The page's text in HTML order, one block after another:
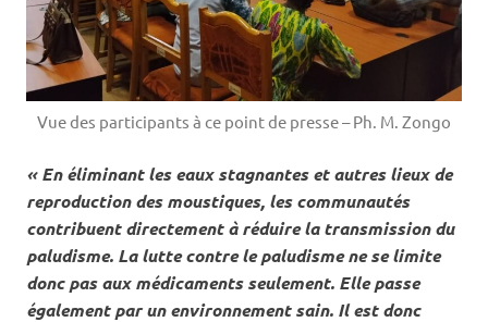
Vue des participants à ce point de presse – Ph. M. Zongo
« En éliminant les eaux stagnantes et autres lieux de
reproduction des moustiques, les communautés
contribuent directement à réduire la transmission du
paludisme. La lutte contre le paludisme ne se limite
donc pas aux médicaments seulement. Elle passe
également par un environnement sain. Il est donc